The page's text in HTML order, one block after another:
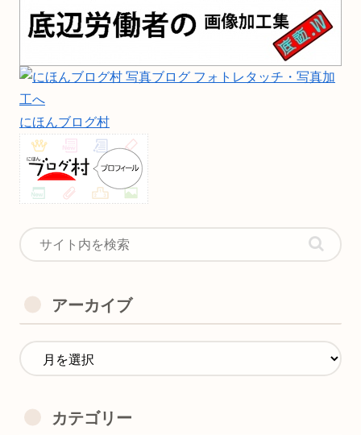
にほんブログ村
アーカイブ
カテゴリー